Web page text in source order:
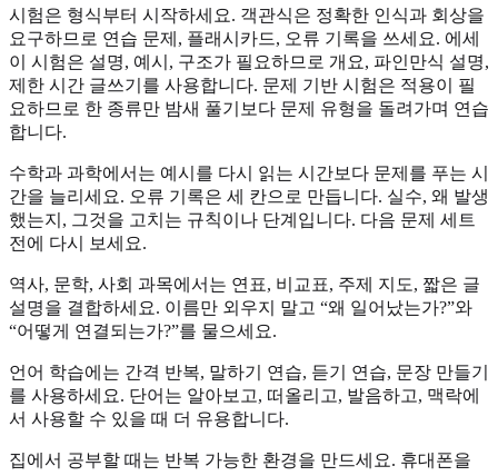
시험은 형식부터 시작하세요. 객관식은 정확한 인식과 회상을
요구하므로 연습 문제, 플래시카드, 오류 기록을 쓰세요. 에세
이 시험은 설명, 예시, 구조가 필요하므로 개요, 파인만식 설명,
제한 시간 글쓰기를 사용합니다. 문제 기반 시험은 적용이 필
요하므로 한 종류만 밤새 풀기보다 문제 유형을 돌려가며 연습
합니다.
수학과 과학에서는 예시를 다시 읽는 시간보다 문제를 푸는 시
간을 늘리세요. 오류 기록은 세 칸으로 만듭니다. 실수, 왜 발생
했는지, 그것을 고치는 규칙이나 단계입니다. 다음 문제 세트
전에 다시 보세요.
역사, 문학, 사회 과목에서는 연표, 비교표, 주제 지도, 짧은 글
설명을 결합하세요. 이름만 외우지 말고 “왜 일어났는가?”와
“어떻게 연결되는가?”를 물으세요.
언어 학습에는 간격 반복, 말하기 연습, 듣기 연습, 문장 만들기
를 사용하세요. 단어는 알아보고, 떠올리고, 발음하고, 맥락에
서 사용할 수 있을 때 더 유용합니다.
집에서 공부할 때는 반복 가능한 환경을 만드세요. 휴대폰을